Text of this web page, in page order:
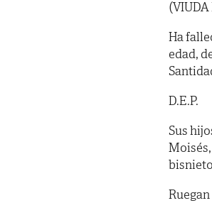
(VIUDA
Ha
edad,
D.E.P.
Sus